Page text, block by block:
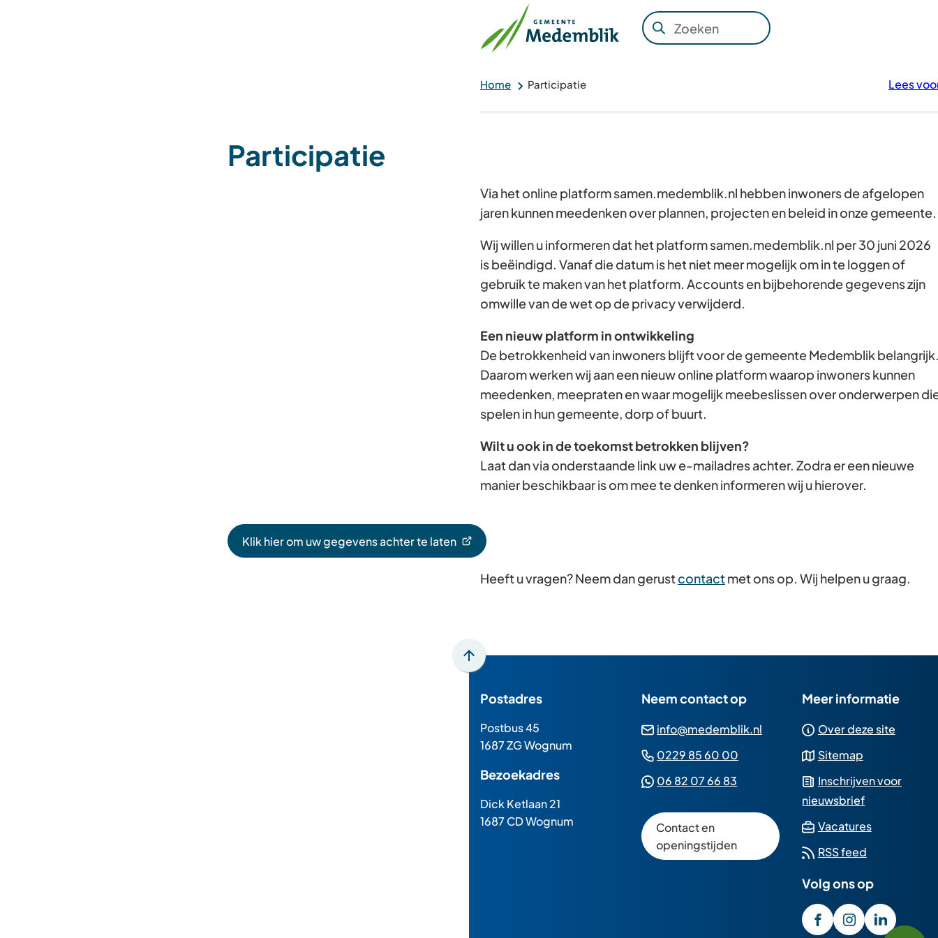
Zoeken
Wanneer
kun
door
pijl
en
omlaag
te
gebruiken.
Gebruik
enter-
een
waarde
te
selecteren.
Home Participatie Lees
Participatie
Via het online platform samen.medemblik.nl hebben inwoners de afgelopen
jaren kunnen meedenken over plannen, projecten en beleid in onze gemeente.
Wij willen u informeren dat het platform samen.medemblik.nl per 30 juni 2026
is beëindigd. Vanaf die datum is het niet meer mogelijk om in te loggen of
gebruik te maken van het platform. Accounts en bijbehorende gegevens zijn
omwille van de wet op de privacy verwijderd.
Een nieuw platform in ontwikkeling
De betrokkenheid van inwoners blijft voor de gemeente Medemblik
Daarom werken wij aan een nieuw online platform waarop inwoners kunnen
meedenken, meepraten en waar mogelijk meebeslissen over onderwerpen
spelen in hun gemeente, dorp of buurt.
Wilt u ook in de toekomst betrokken blijven?
Laat dan via onderstaande link uw e-mailadres achter. Zodra er een nieuwe
manier beschikbaar is om mee te denken informeren wij u hierover.
Klik hier om uw gegevens achter te laten
(Verwijst
Heeft u vragen? Neem dan gerustcontactmet ons op. Wij helpen u graag.
Scroll
boven
het
begin
van
paginainhoud
Postadres
Postbus 45
1687 ZG Wognum
Bezoekadres
Dick Ketlaan 21
1687 CD Wognum
Neem contact op
info@medemblik.nl (Verwijst
mailadres)
0229 85 60 00
telefoonnummer)
06 82 07 66 83
een
Whatsapp
telefoonnummer)
Contact en
openingstijden
Meer informatie
Over deze site
Sitemap
Inschrijven voor
nieuwsbrief
Vacatures(Verwijst
externe
website)
RSS feed
Volg ons op
/
(Verwijst(Verwijst(Verwijst